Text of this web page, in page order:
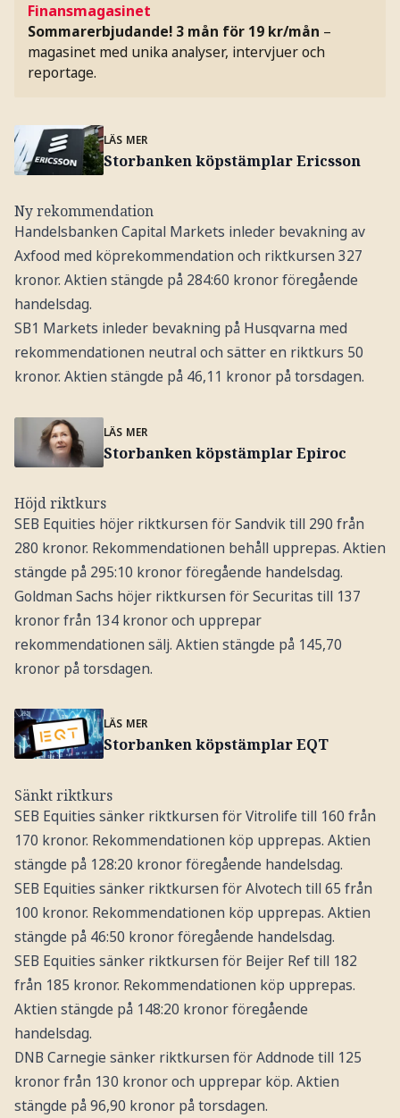
Finansmagasinet
Sommarerbjudande! 3 mån för 19 kr/mån –
magasinet med unika analyser, intervjuer och
reportage.
LÄS MER
Storbanken köpstämplar Ericsson
Ny rekommendation
Handelsbanken Capital Markets inleder bevakning av
Axfood med köprekommendation och riktkursen 327
kronor. Aktien stängde på 284:60 kronor föregående
handelsdag.
SB1 Markets inleder bevakning på Husqvarna med
rekommendationen neutral och sätter en riktkurs 50
kronor. Aktien stängde på 46,11 kronor på torsdagen.
LÄS MER
Storbanken köpstämplar Epiroc
Höjd riktkurs
SEB Equities höjer riktkursen för Sandvik till 290 från
280 kronor. Rekommendationen behåll upprepas. Aktien
stängde på 295:10 kronor föregående handelsdag.
Goldman Sachs höjer riktkursen för Securitas till 137
kronor från 134 kronor och upprepar
rekommendationen sälj. Aktien stängde på 145,70
kronor på torsdagen.
LÄS MER
Storbanken köpstämplar EQT
Sänkt riktkurs
SEB Equities sänker riktkursen för Vitrolife till 160 från
170 kronor. Rekommendationen köp upprepas. Aktien
stängde på 128:20 kronor föregående handelsdag.
SEB Equities sänker riktkursen för Alvotech till 65 från
100 kronor. Rekommendationen köp upprepas. Aktien
stängde på 46:50 kronor föregående handelsdag.
SEB Equities sänker riktkursen för Beijer Ref till 182
från 185 kronor. Rekommendationen köp upprepas.
Aktien stängde på 148:20 kronor föregående
handelsdag.
DNB Carnegie sänker riktkursen för Addnode till 125
kronor från 130 kronor och upprepar köp. Aktien
stängde på 96,90 kronor på torsdagen.